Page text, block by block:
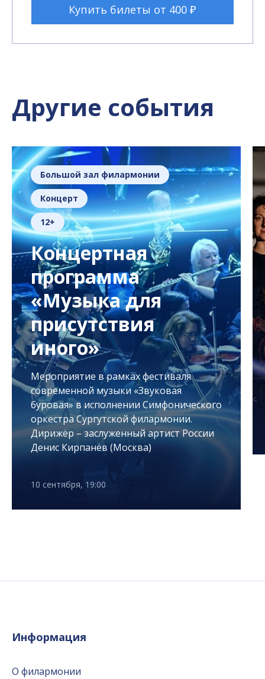
Купить билеты от 400 ₽
Другие события
Большой зал филармонии
Концерт
12+
Концертная
программа
«Музыка для
присутствия
иного»
Мероприятие в рамках фестиваля
современной музыки «Звуковая
буровая» в исполнении Симфонического
оркестра Сургутской филармонии.
Дирижёр – заслуженный артист России
Денис Кирпанёв (Москва)
10 сентября, 19:00
Информация
О филармонии